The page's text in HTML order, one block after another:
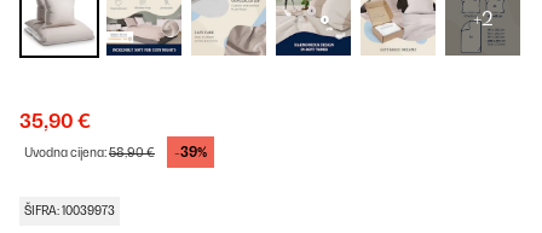
+2
35,90 €
Uvodna cijena:58,90 € -39%
ŠIFRA: 10039973